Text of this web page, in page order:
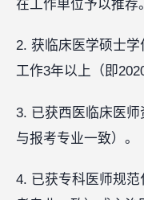
在工作单位予以推荐。
2. 获临床医学硕士
工作3年以上（即
3. 已获西医临床医
与报考专业一致）。
4. 已获专科医师规